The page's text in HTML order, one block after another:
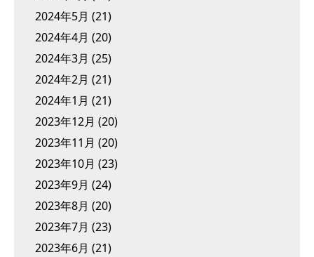
2024年5月 (21)
2024年4月 (20)
2024年3月 (25)
2024年2月 (21)
2024年1月 (21)
2023年12月 (20)
2023年11月 (20)
2023年10月 (23)
2023年9月 (24)
2023年8月 (20)
2023年7月 (23)
2023年6月 (21)